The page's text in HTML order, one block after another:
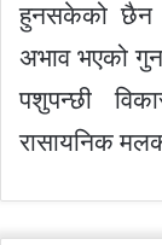
हुनसकेको छैन
अभाव भएको
पशुपन्छी
रासायनिक